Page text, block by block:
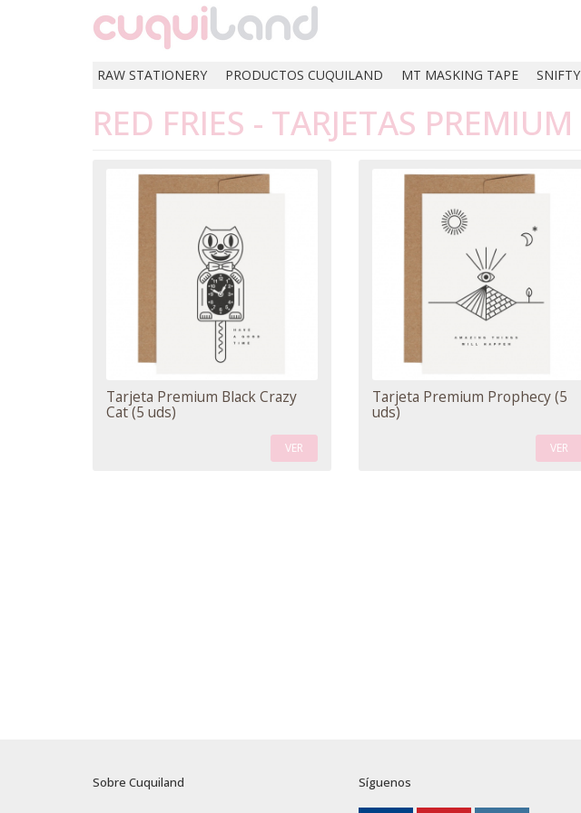
RAW STATIONERY PRODUCTOS CUQUILAND MT MASKING TAPE SNIFTY
RED FRIES - TARJETAS PREMIUM
Tarjeta Premium Black Crazy
Cat (5 uds)
VER
Tarjeta Premium Prophecy (5
uds)
VER
Sobre Cuquiland Síguenos